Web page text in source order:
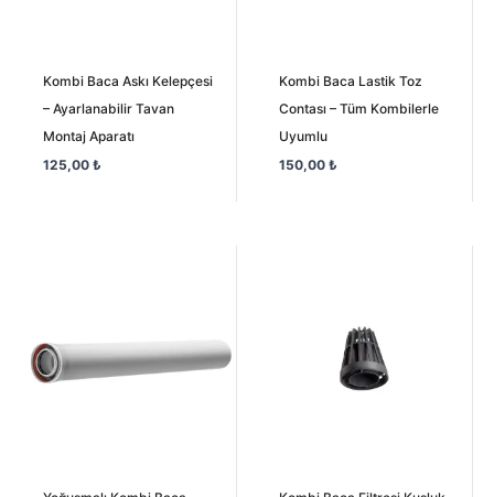
Kombi Baca Askı Kelepçesi
– Ayarlanabilir Tavan
Montaj Aparatı
125,00₺
Kombi Baca Lastik Toz
Contası – Tüm Kombilerle
Uyumlu
150,00₺